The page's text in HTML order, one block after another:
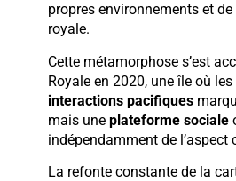
propres environnements et
royale.
Cette métamorphose s’est
Royale en 2020, une île où
interactions pacifiques
mais une plateforme sociale
indépendamment de l’aspect
La refonte constante de la